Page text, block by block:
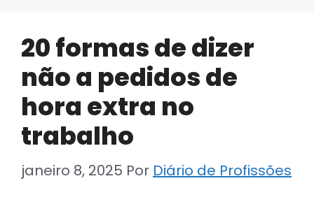
20 formas de dizer
não a pedidos de
hora extra no
trabalho
janeiro 8, 2025 Por Diário de Profissões